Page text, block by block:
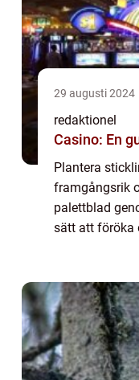
29 augusti 2024
redaktionel
Casino: En
Plantera
framgångsrik
palettblad
sätt att föröka